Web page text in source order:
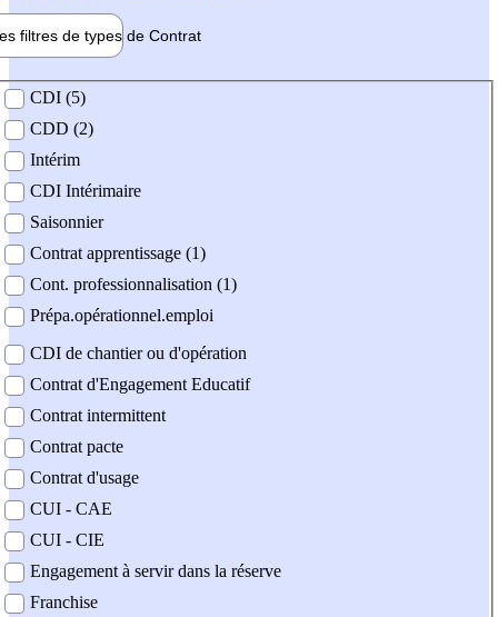
filtres de types de Contrat
contrat
CDI (5)
CDD (2)
Intérim
CDI Intérimaire
Saisonnier
Contrat apprentissage (1)
Cont. professionnalisation (1)
Prépa.opérationnel.emploi
CDI de chantier ou d'opération
Contrat d'Engagement Educatif
Contrat intermittent
Contrat pacte
Contrat d'usage
CUI - CAE
CUI - CIE
Engagement à servir dans la réserve
Franchise